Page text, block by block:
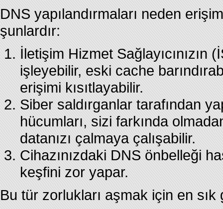
DNS yapılandırmaları neden
şunlardır:
İletişim Hizmet Sağlayıcınızın
işleyebilir, eski cache
erişimi kısıtlayabilir.
Siber saldırganlar tarafından
hücumları, sizi farkında
datanızı çalmaya çalışabilir.
Cihazınızdaki DNS önbelleği
keşfini zor yapar.
Bu tür zorlukları aşmak için en